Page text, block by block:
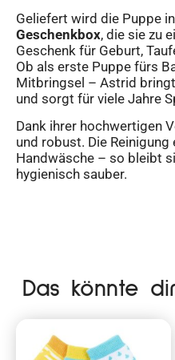
Geliefert wird die Puppe
Geschenkbox, die sie zu
Geschenk für Geburt,
Ob als erste Puppe fürs
Mitbringsel – Astrid
und sorgt für viele Jahre
Dank ihrer hochwertigen
und robust. Die
Handwäsche – so bleibt
hygienisch sauber.
Das könnte